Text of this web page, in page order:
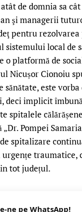
de domnia sa
şi managerii
pentru
sistemului local de
o platformă de
Nicușor Cionoiu
sănătate, este
deci implicit
spitalele
Pompei
spitalizare
traumatice,
tot județul.
ne pe WhatsApp!